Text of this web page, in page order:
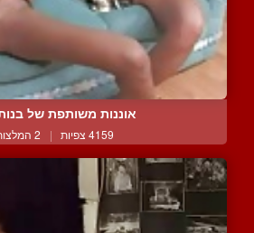
אוננות משותפת של
4159 צפיות | 2 המלצות